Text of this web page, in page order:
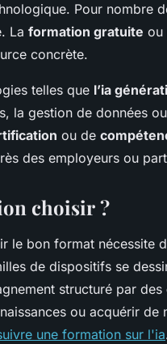
Pour nombre
La formation gratuite ou
concrète.
telles que l’ia
la gestion de données ou
ou de
des employeurs ou
choisir ?
le bon format nécessite
de dispositifs se
structuré par des
ou acquérir de
une formation sur l'ia